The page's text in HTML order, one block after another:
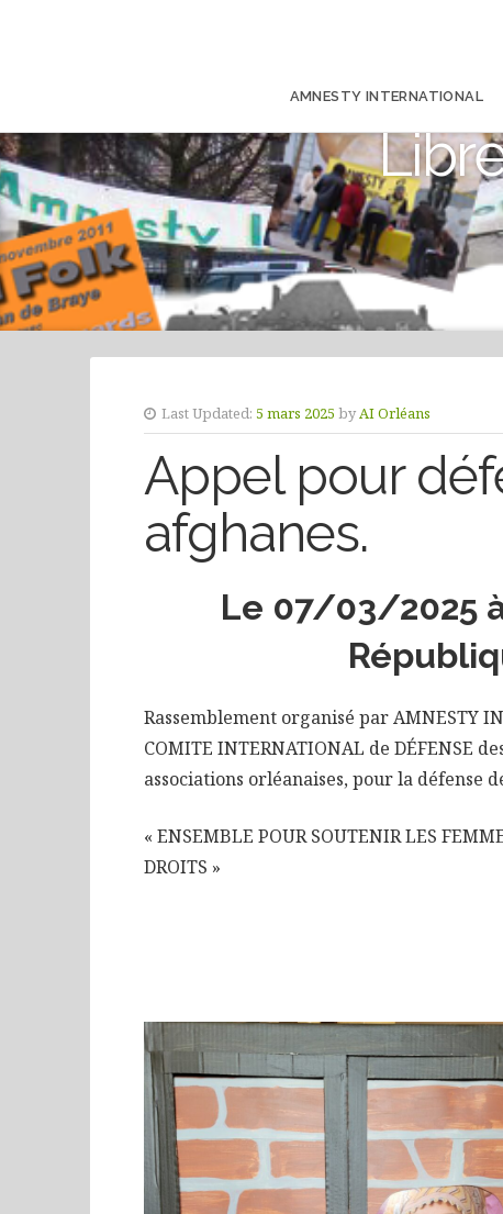
AMNESTY INTERNATIONAL
Last Updated: 5 mars 2025 byAI Orléans
Appel pour
afghanes.
Le 07/03/2025
Rassemblement organisé par AMNESTY
COMITE INTERNATIONAL de DÉFENSE
associations orléanaises, pour la défense
« ENSEMBLE POUR SOUTENIR LES
DROITS »